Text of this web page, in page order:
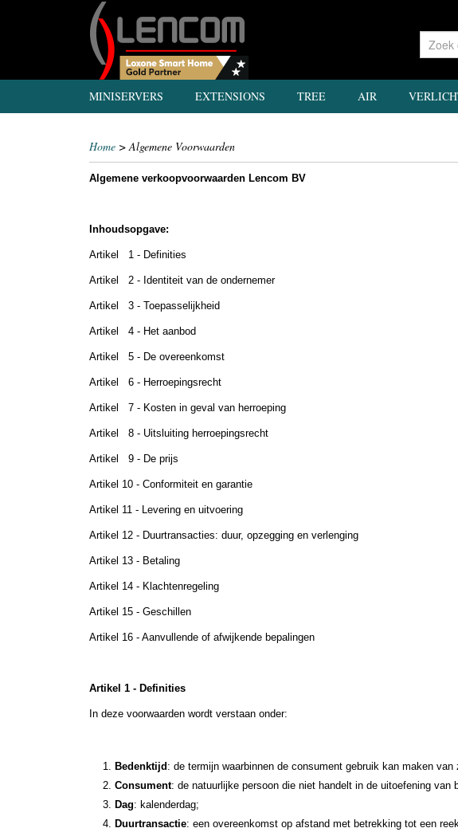
MINISERVERS EXTENSIONS TREE AIR
Home > Algemene Voorwaarden
Algemene verkoopvoorwaarden Lencom BV
Inhoudsopgave:
Artikel 1 - Definities
Artikel 2 - Identiteit van de ondernemer
Artikel 3 - Toepasselijkheid
Artikel 4 - Het aanbod
Artikel 5 - De overeenkomst
Artikel 6 - Herroepingsrecht
Artikel 7 - Kosten in geval van herroeping
Artikel 8 - Uitsluiting herroepingsrecht
Artikel 9 - De prijs
Artikel 10 - Conformiteit en garantie
Artikel 11 - Levering en uitvoering
Artikel 12 - Duurtransacties: duur, opzegging en verlenging
Artikel 13 - Betaling
Artikel 14 - Klachtenregeling
Artikel 15 - Geschillen
Artikel 16 - Aanvullende of afwijkende bepalingen
Artikel 1 - Definities
In deze voorwaarden wordt verstaan onder:
Bedenktijd : de termijn waarbinnen de consument gebruik kan maken van
Consument: de natuurlijke persoon die niet handelt in de uitoefening
Dag: kalenderdag;
Duurtransactie: een overeenkomst op afstand met betrekking tot een